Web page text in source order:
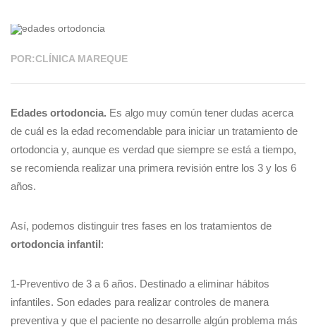
POR:CLÍNICA MAREQUE
Edades ortodoncia. Es algo muy común tener dudas acerca
de cuál es la edad recomendable para iniciar un tratamiento de
ortodoncia y, aunque es verdad que siempre se está a tiempo,
se recomienda realizar una primera revisión entre los 3 y los 6
años.
Así, podemos distinguir tres fases en los tratamientos de
ortodoncia infantil:
1-Preventivo de 3 a 6 años. Destinado a eliminar hábitos
infantiles. Son edades para realizar controles de manera
preventiva y que el paciente no desarrolle algún problema más